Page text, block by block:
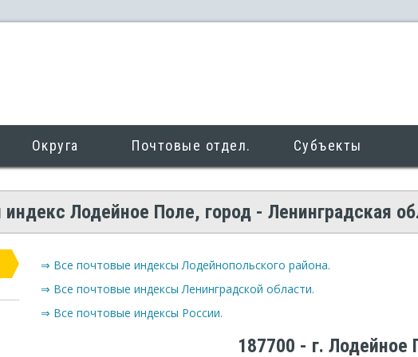
Округа Почтовые отдел. Субъекты
Лодейное Поле, город - Ленинградская
⇒ Все почтовые индексы Лодейнопольского района.
⇒ Все почтовые индексы Ленинградской области.
⇒ Все почтовые индексы России.
187700 - г. Лодейное